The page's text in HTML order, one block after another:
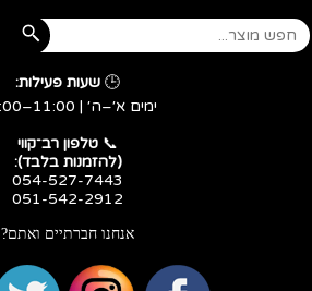
🕒 שעות פעילות:
ימים א׳–ה׳ | 11:00–20:00
​​​​​​​📞 טלפון רב־קווי
(להזמנות בלבד):
054-527-7443
051-542-2912
אנחנו חברתיים ואתם?